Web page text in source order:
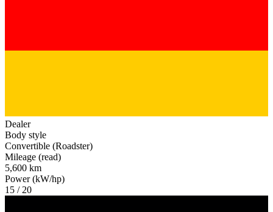
Dealer
Body style
Convertible (Roadster)
Mileage (read)
5,600 km
Power (kW/hp)
15 / 20